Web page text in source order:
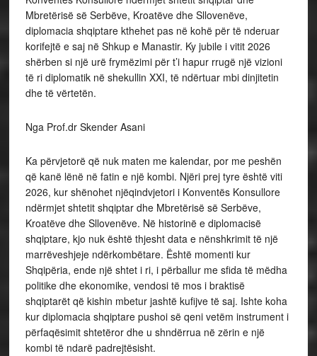
Mbretërisë së Serbëve, Kroatëve dhe Sllovenëve,
diplomacia shqiptare kthehet pas në kohë për të nderuar
korifejtë e saj në Shkup e Manastir. Ky jubile i vitit 2026
shërben si një urë frymëzimi për t’i hapur rrugë një vizioni
të ri diplomatik në shekullin XXI, të ndërtuar mbi dinjitetin
dhe të vërtetën.
Nga Prof.dr Skender Asani
Ka përvjetorë që nuk maten me kalendar, por me peshën
që kanë lënë në fatin e një kombi. Njëri prej tyre është viti
2026, kur shënohet njëqindvjetori i Konventës Konsullore
ndërmjet shtetit shqiptar dhe Mbretërisë së Serbëve,
Kroatëve dhe Sllovenëve. Në historinë e diplomacisë
shqiptare, kjo nuk është thjesht data e nënshkrimit të një
marrëveshjeje ndërkombëtare. Është momenti kur
Shqipëria, ende një shtet i ri, i përballur me sfida të mëdha
politike dhe ekonomike, vendosi të mos i braktisë
shqiptarët që kishin mbetur jashtë kufijve të saj. Ishte koha
kur diplomacia shqiptare pushoi së qeni vetëm instrument i
përfaqësimit shtetëror dhe u shndërrua në zërin e një
kombi të ndarë padrejtësisht.